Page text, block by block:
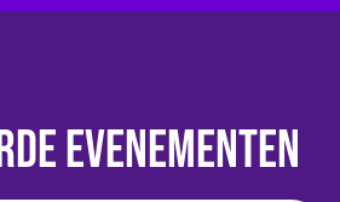
evenementen